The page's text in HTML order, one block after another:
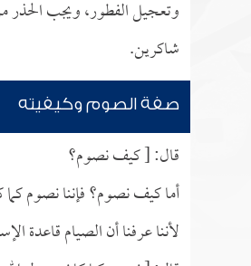
وتعجيل الفطور، ويجب الحذر
شاكرين.
صفة الصوم وكيفيته
قال: [ كيف نصوم؟
أما كيف نصوم؟ فإننا نصوم
لأننا عرفنا أن الصيام